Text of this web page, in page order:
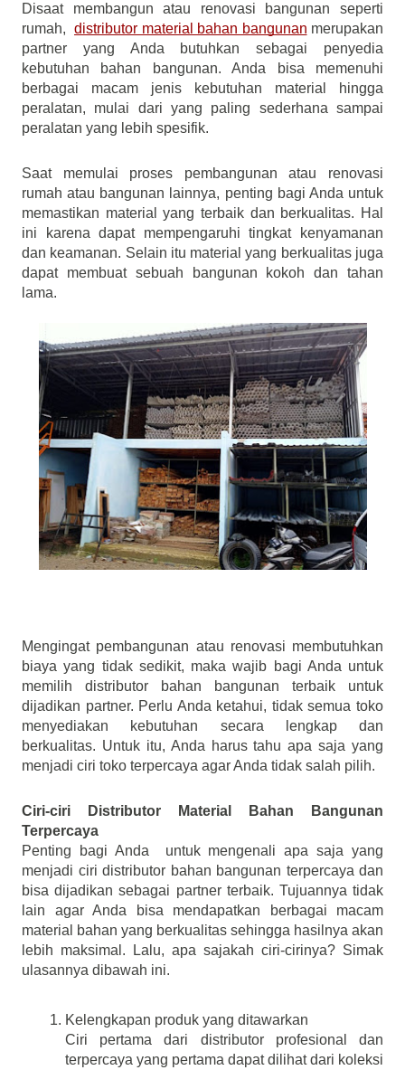
Disaat membangun atau renovasi bangunan seperti
rumah, distributor material bahan bangunan merupakan
partner yang Anda butuhkan sebagai penyedia
kebutuhan bahan bangunan. Anda bisa memenuhi
berbagai macam jenis kebutuhan material hingga
peralatan, mulai dari yang paling sederhana sampai
peralatan yang lebih spesifik.
Saat memulai proses pembangunan atau renovasi
rumah atau bangunan lainnya, penting bagi Anda untuk
memastikan material yang terbaik dan berkualitas. Hal
ini karena dapat mempengaruhi tingkat kenyamanan
dan keamanan. Selain itu material yang berkualitas juga
dapat membuat sebuah bangunan kokoh dan tahan
lama.
Mengingat pembangunan atau renovasi membutuhkan
biaya yang tidak sedikit, maka wajib bagi Anda untuk
memilih distributor bahan bangunan terbaik untuk
dijadikan partner. Perlu Anda ketahui, tidak semua toko
menyediakan kebutuhan secara lengkap dan
berkualitas. Untuk itu, Anda harus tahu apa saja yang
menjadi ciri toko terpercaya agar Anda tidak salah pilih.
Ciri-ciri Distributor Material Bahan Bangunan
Terpercaya
Penting bagi Anda  untuk mengenali apa saja yang
menjadi ciri distributor bahan bangunan terpercaya dan
bisa dijadikan sebagai partner terbaik. Tujuannya tidak
lain agar Anda bisa mendapatkan berbagai macam
material bahan yang berkualitas sehingga hasilnya akan
lebih maksimal. Lalu, apa sajakah ciri-cirinya? Simak
ulasannya dibawah ini.
Kelengkapan produk yang ditawarkan
Ciri pertama dari distributor profesional dan
terpercaya yang pertama dapat dilihat dari koleksi